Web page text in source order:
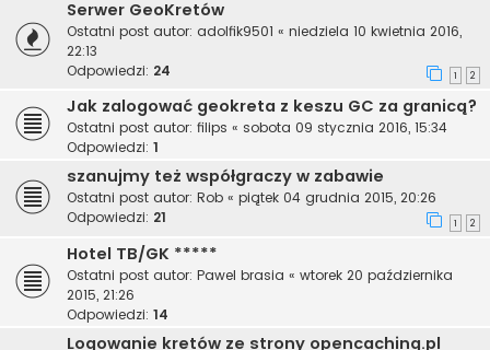
Serwer GeoKretów
Ostatni post autor: adolfik9501 « niedziela 10 kwietnia 2016,
22:13
Odpowiedzi: 24 1 2
Jak zalogować geokreta z keszu GC za granicą?
Ostatni post autor: filips « sobota 09 stycznia 2016, 15:34
Odpowiedzi: 1
szanujmy też współgraczy w zabawie
Ostatni post autor: Rob « piątek 04 grudnia 2015, 20:26
Odpowiedzi: 21 1 2
Hotel TB/GK *****
Ostatni post autor: Pawel brasia « wtorek 20 października
2015, 21:26
Odpowiedzi: 14
Logowanie kretów ze strony opencaching.pl